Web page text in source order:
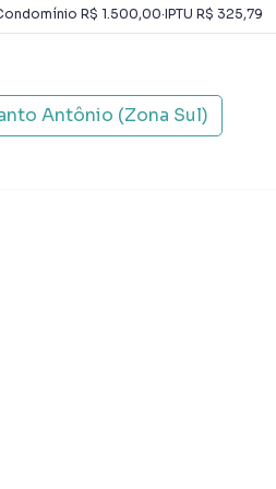
alugar seu imóvel muito mais
muito o número de contatos
de vender ou alugar seu imóvel
R$ 1.500,00·IPTU R$ 325,79
Antônio (Zona Sul)